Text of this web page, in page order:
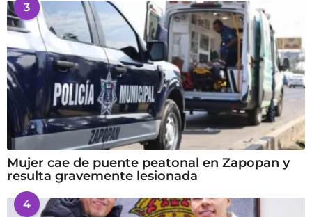
3
Mujer cae de puente peatonal en Zapopan y
resulta gravemente lesionada
4